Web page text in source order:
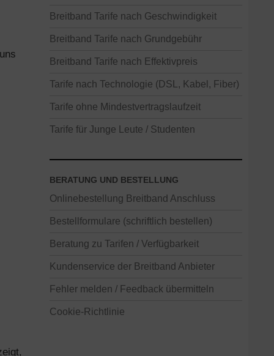
Breitband Tarife nach Geschwindigkeit
Breitband Tarife nach Grundgebühr
Breitband Tarife nach Effektivpreis
Tarife nach Technologie (DSL, Kabel, Fiber)
Tarife ohne Mindestvertragslaufzeit
Tarife für Junge Leute / Studenten
BERATUNG UND BESTELLUNG
Onlinebestellung Breitband Anschluss
Bestellformulare (schriftlich bestellen)
Beratung zu Tarifen / Verfügbarkeit
Kundenservice der Breitband Anbieter
Fehler melden / Feedback übermitteln
Cookie-Richtlinie